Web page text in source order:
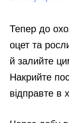
Тепер до
оцет та
й залийте
Накрийте
відправте в